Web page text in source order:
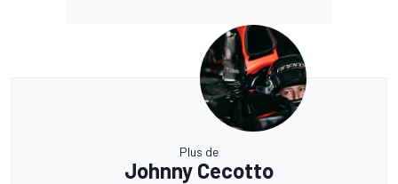
Plus de
Johnny Cecotto